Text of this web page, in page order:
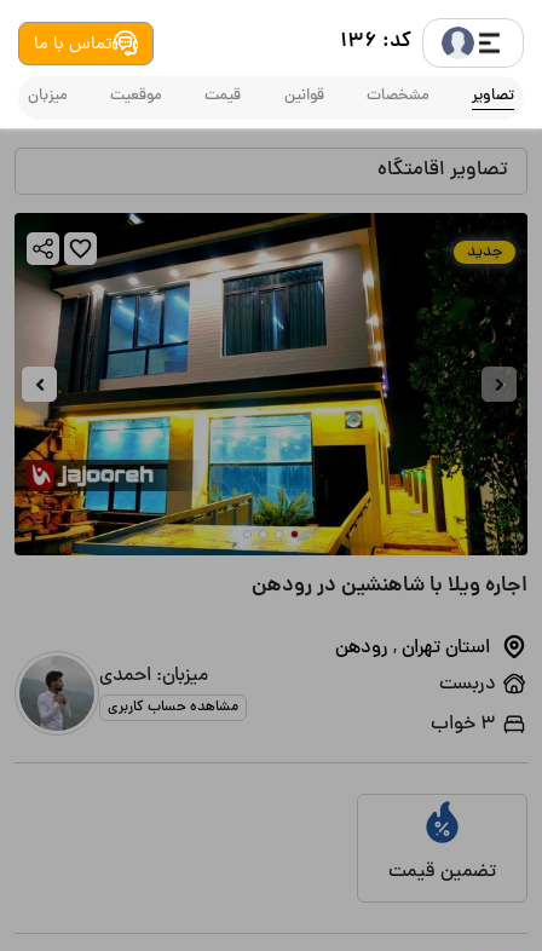
کد: 136 تماس با ما
تصاویر مشخصات قوانین قیمت موقعیت میزبان
جدید
تصاویر اقامتگاه
اجاره ویلا با شاهنشین در رودهن
استان تهران, رودهن
دربست
3 خواب
میزبان: احمدی
مشاهده حساب کاربری
تضمین قیمت